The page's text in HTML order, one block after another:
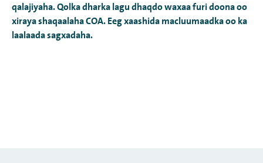
qalajiyaha. Qolka dharka lagu dhaqdo waxaa furi doona oo
xiraya shaqaalaha COA. Eeg xaashida macluumaadka oo ka
laalaada sagxadaha.